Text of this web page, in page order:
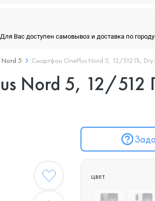
Вас доступен самовывоз и доставка по
Nord 5 Смартфон OnePlus Nord 5, 12/512 ГБ, Dry
Nord 5, 12/512
ЦВЕТ